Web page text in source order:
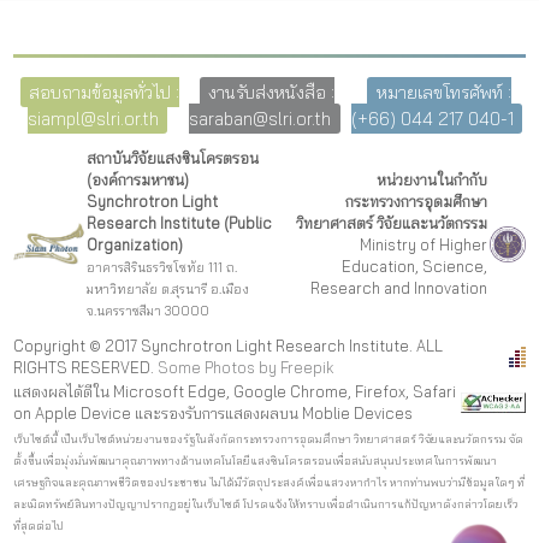
สอบถามข้อมูลทั่วไป :
siampl@slri.or.th
งานรับส่งหนังสือ :
saraban@slri.or.th
หมายเลขโทรศัพท์ :
(+66) 044 217 040-1
สถาบันวิจัยแสงซินโครตรอน
(องค์การมหาชน)
Synchrotron Light
Research Institute (Public
Organization)
อาคารสิรินธรวิชโชทัย 111 ถ.
มหาวิทยาลัย ต.สุรนารี อ.เมือง
จ.นครราชสีมา 30000
หน่วยงานในกำกับ
กระทรวงการอุดมศึกษา
วิทยาศาสตร์ วิจัยและนวัตกรรม
Ministry of Higher
Education, Science,
Research and Innovation
Copyright © 2017 Synchrotron Light Research Institute. ALL
RIGHTS RESERVED. Some Photos by Freepik
แสดงผลได้ดีใน Microsoft Edge, Google Chrome, Firefox, Safari
on Apple Device และรองรับการแสดงผลบน Moblie Devices
เว็บไซต์นี้ เป็นเว็บไซต์หน่วยงานของรัฐในสังกัดกระทรวงการอุดมศึกษา วิทยาศาสตร์ วิจัยและนวัตกรรม จัด
ตั้งขึ้นเพื่อมุ่งมั่นพัฒนาคุณภาพทางด้านเทคโนโลยีแสงซินโครตรอนเพื่อสนับสนุนประเทศในการพัฒนา
เศรษฐกิจและคุณภาพชีวิตของประชาชน ไม่ได้มีวัตถุประสงค์เพื่อแสวงหากำไร หากท่านพบว่ามีข้อมูลใดๆ ที่
ละเมิดทรัพย์สินทางปัญญาปรากฏอยู่ในเว็บไซต์ โปรดแจ้งให้ทราบเพื่อดำเนินการแก้ปัญหาดังกล่าวโดยเร็ว
ที่สุดต่อไป